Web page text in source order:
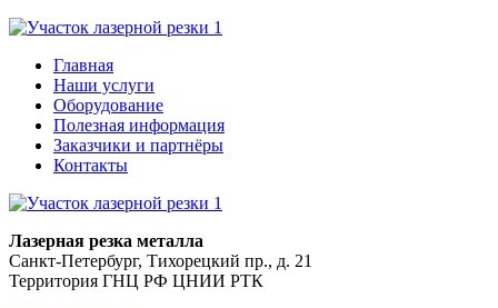
Главная
Наши услуги
Оборудование
Полезная информация
Заказчики и партнёры
Контакты
Лазерная резка металла
Санкт-Петербург, Тихорецкий пр., д. 21
Территория ГНЦ РФ ЦНИИ РТК